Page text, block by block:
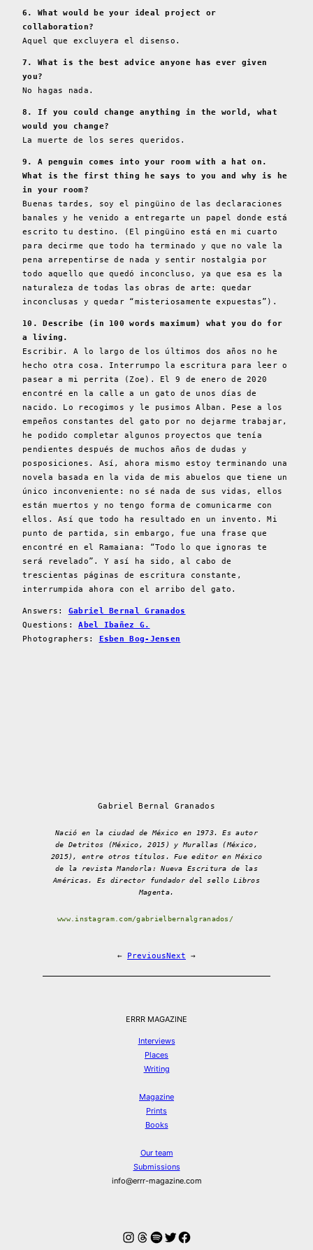
6. What would be your ideal project or
collaboration?
Aquel que excluyera el disenso.
7. What is the best advice anyone has ever given
you?
No hagas nada.
8. If you could change anything in the world, what
would you change?
La muerte de los seres queridos.
9. A penguin comes into your room with a hat on.
What is the first thing he says to you and why is he
in your room?
Buenas tardes, soy el pingüino de las declaraciones
banales y he venido a entregarte un papel donde está
escrito tu destino. (El pingüino está en mi cuarto
para decirme que todo ha terminado y que no vale la
pena arrepentirse de nada y sentir nostalgia por
todo aquello que quedó inconcluso, ya que esa es la
naturaleza de todas las obras de arte: quedar
inconclusas y quedar “misteriosamente expuestas”).
10. Describe (in 100 words maximum) what you do for
a living.
Escribir. A lo largo de los últimos dos años no he
hecho otra cosa. Interrumpo la escritura para leer o
pasear a mi perrita (Zoe). El 9 de enero de 2020
encontré en la calle a un gato de unos días de
nacido. Lo recogimos y le pusimos Alban. Pese a los
empeños constantes del gato por no dejarme trabajar,
he podido completar algunos proyectos que tenía
pendientes después de muchos años de dudas y
posposiciones. Así, ahora mismo estoy terminando una
novela basada en la vida de mis abuelos que tiene un
único inconveniente: no sé nada de sus vidas, ellos
están muertos y no tengo forma de comunicarme con
ellos. Así que todo ha resultado en un invento. Mi
punto de partida, sin embargo, fue una frase que
encontré en el Ramaiana: “Todo lo que ignoras te
será revelado”. Y así ha sido, al cabo de
trescientas páginas de escritura constante,
interrumpida ahora con el arribo del gato.
Answers: Gabriel Bernal Granados
Questions:Abel Ibañez G.
Photographers:
Esben Bog-Jensen
Gabriel Bernal Granados
Nació en la ciudad de México en 1973. Es autor
de Detritos (México, 2015) y Murallas (México,
2015), entre otros títulos. Fue editor en México
de la revista Mandorla: Nueva Escritura de las
Américas. Es director fundador del sello Libros
Magenta.
www.instagram.com/gabrielbernalgranados/
← PreviousNext →
ERRR MAGAZINE
Interviews
Places
Writing
Magazine
Prints
Books
Our team
Submissions
info@errr-magazine.com
Instagram
Threads
Spotify
Twitter
Facebook